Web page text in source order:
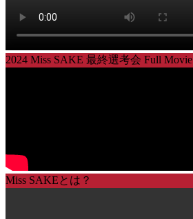
2024 Miss SAKE 最終選考会 Full Movie
Miss SAKEとは？